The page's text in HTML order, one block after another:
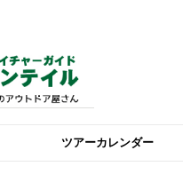
ツアーカレンダー